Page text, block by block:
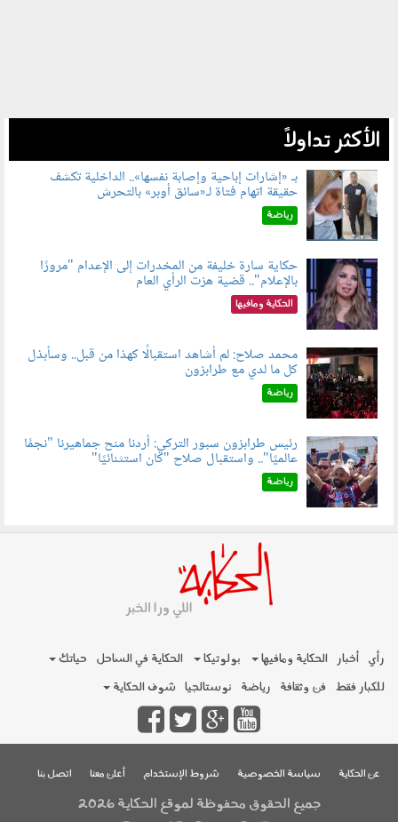
الأكثر تداولاً
060804.jpg
بـ «إشارات إباحية وإصابة نفسها».. الداخلية تكشف
حقيقة اتهام فتاة لـ«سائق أوبر» بالتحرش
رياضة
060801.jpeg
حكاية سارة خليفة من المخدرات إلى الإعدام "مرورًا
بالإعلام".. قضية هزت الرأي العام
الحكاية ومافيها
060802.jpg
محمد صلاح: لم أشاهد استقبالًا كهذا من قبل.. وسأبذل
كل ما لدي مع طرابزون
رياضة
060803.jpg
رئيس طرابزون سبور التركي: أردنا منح جماهيرنا "نجمًا
عالميًا".. واستقبال صلاح "كان استثنائيًا"
رياضة
رأي أخبار الحكاية ومافيها بولوتيكا الحكاية في الساحل
حياتك
للكبار فقط فن وثقافة رياضة نوستالجيا شوف الحكاية
عن الحكاية سياسة الخصوصية شروط الإستخدام أعلن معنا اتصل بنا
جميع الحقوق محفوظة لموقع الحكاية 2026